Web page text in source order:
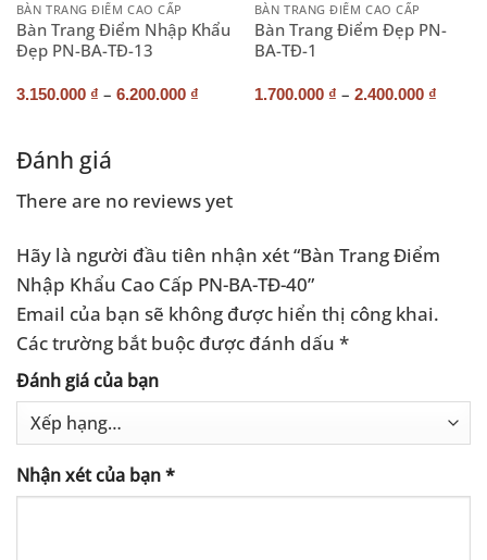
BÀN TRANG ĐIỂM CAO CẤP
Bàn Trang Điểm Nhập Khẩu
Đẹp PN-BA-TĐ-13
3.150.000 ₫ – 6.200.000 ₫
BÀN TRANG ĐIỂM CAO CẤP
Bàn Trang Điểm Đẹp PN-
BA-TĐ-1
1.700.000 ₫ – 2.400.000 ₫
Đánh giá
There are no reviews yet
Hãy là người đầu tiên nhận xét “Bàn Trang Điểm
Nhập Khẩu Cao Cấp PN-BA-TĐ-40”
Email của bạn sẽ không được hiển thị công khai.
Các trường bắt buộc được đánh dấu *
Đánh giá của bạn
Nhận xét của bạn*